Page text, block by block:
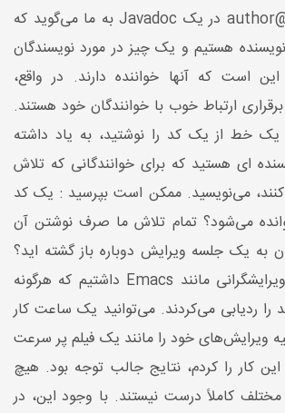
نویسنده ایم فیلد @author در یک Javadoc به ما می‌گوید که
هستیم و یک چیز در مورد نویسندگان
است که آنها خواننده دارند. در واقع،
ارتباط خوب با خوانندگان خود هستند.
خط از یک کد را نوشتید، به یاد داشته
ای هستید که برای خوانندگانی که تلاش
می‌نویسید. ممکن است بپرسید : یک کد
می‌شود؟ تمام تلاش ما صرف نوشتن آن
به یک جلسه ویرایش دوباره باز گشته اید؟
در دهه 80 و 90 ویرایشگرانی مانند Emacs داشتیم که هرگونه
را ردیابی می‌کردند. می‌توانید یک ساعت کار
ویرایش‌های خود را مانند یک فیلم پر سرعت
کار را کردم، نتایج جالب توجه بود. هیچ
کاملاً درست نیستند. با وجود این، در